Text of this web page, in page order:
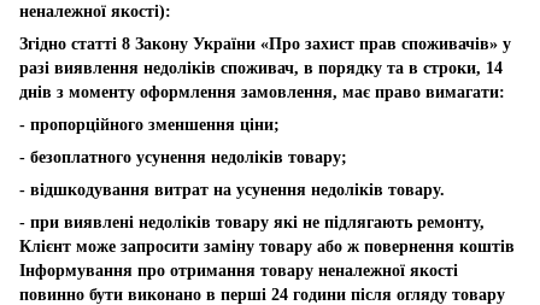
неналежної якості):
Згідно статті 8 Закону України «Про захист прав споживачів» у
разі виявлення недоліків споживач, в порядку та в строки, 14
днів з моменту оформлення замовлення, має право вимагати:
- пропорційного зменшення ціни;
- безоплатного усунення недоліків товару;
- відшкодування витрат на усунення недоліків товару.
- при виявлені недоліків товару які не підлягають ремонту,
Клієнт може запросити заміну товару або ж повернення коштів
Інформування про отримання товару неналежної якості
повинно бути виконано в перші 24 години після огляду товару